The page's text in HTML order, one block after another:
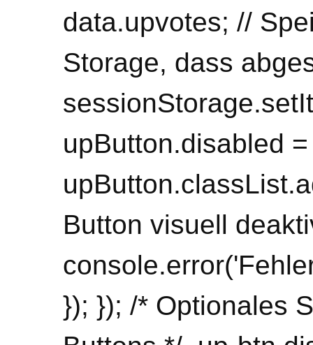
data.upvotes; //
Storage, dass
upButton.disabled
Button visuell
}); }); /* Optionales